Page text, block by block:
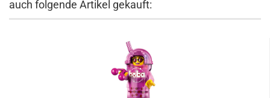
auch folgende Artikel gekauft: